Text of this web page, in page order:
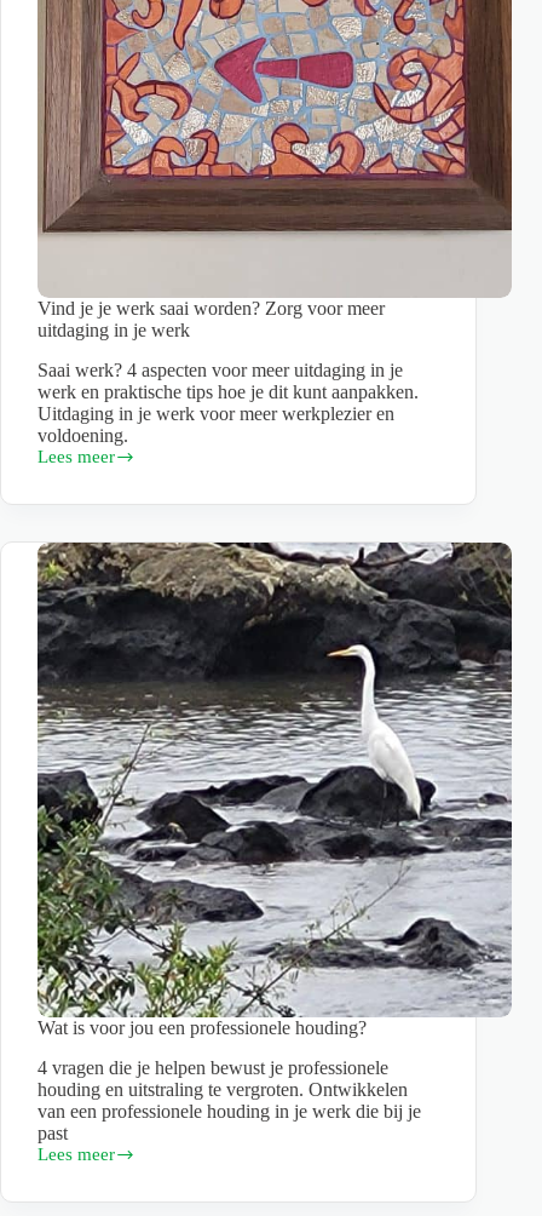
in
je
persoonlijke
en
professionele
groei
Vind je je werk saai worden? Zorg voor meer
uitdaging in je werk
Saai werk? 4 aspecten voor meer uitdaging in je
werk en praktische tips hoe je dit kunt aanpakken.
Uitdaging in je werk voor meer werkplezier en
voldoening.
Lees meer
Vind
je
saai
worden?
Zorg
voor
meer
uitdaging
in
je
werk
Wat is voor jou een professionele houding?
4 vragen die je helpen bewust je professionele
houding en uitstraling te vergroten. Ontwikkelen
van een professionele houding in je werk die bij je
past
Lees meer
Wat
voor